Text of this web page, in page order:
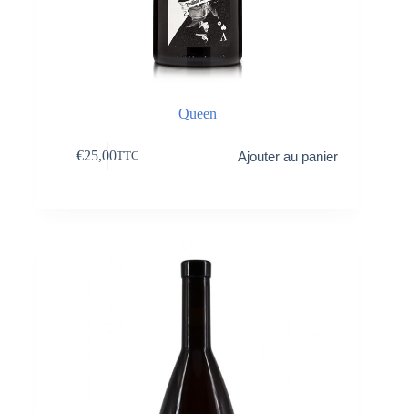
Queen
€25,00TTC Ajouter au panier